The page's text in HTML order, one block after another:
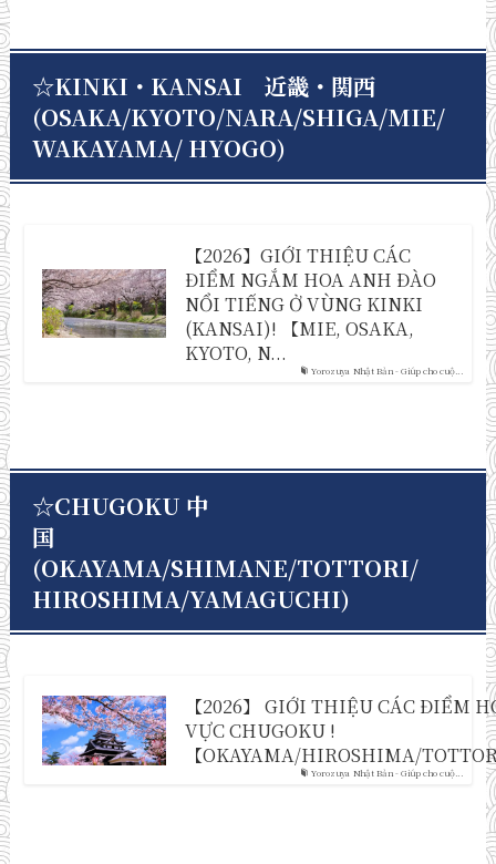
☆KINKI・KANSAI 近畿・関西
(OSAKA/KYOTO/NARA/SHIGA/MIE/
WAKAYAMA/ HYOGO)
Yorozuya Nhật Bản - Giúp cho cuộ...
【2026】GIỚI THIỆU CÁC
ĐIỂM NGẮM HOA ANH ĐÀO
NỔI TIẾNG Ở VÙNG KINKI
(KANSAI)! 【MIE, OSAKA,
KYOTO, N...
☆CHUGOKU 中
国
(OKAYAMA/SHIMANE/TOTTORI/
HIROSHIMA/YAMAGUCHI)
Yorozuya Nhật Bản - Giúp cho cuộ...
【2026】 GIỚI THIỆU CÁC ĐIỂM
VỰC CHUGOKU !
【OKAYAMA/HIROSHIMA/